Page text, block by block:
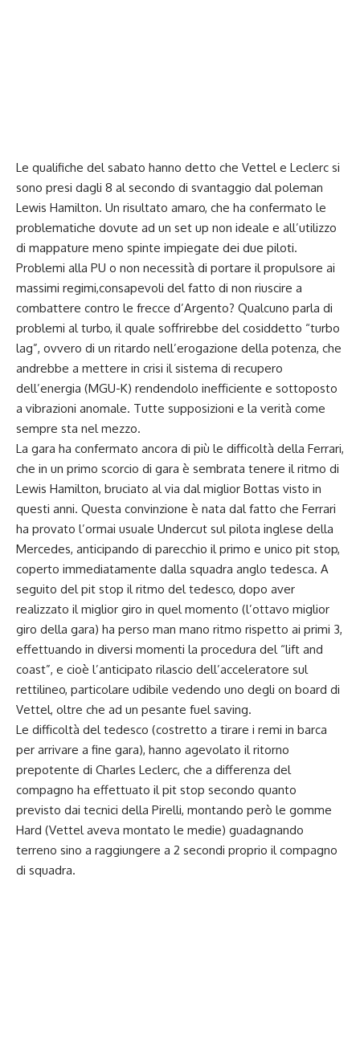
Le qualifiche del sabato hanno detto che Vettel e Leclerc si
sono presi dagli 8 al secondo di svantaggio dal poleman
Lewis Hamilton. Un risultato amaro, che ha confermato le
problematiche dovute ad un set up non ideale e all’utilizzo
di mappature meno spinte impiegate dei due piloti.
Problemi alla PU o non necessità di portare il propulsore ai
massimi regimi,consapevoli del fatto di non riuscire a
combattere contro le frecce d’Argento? Qualcuno parla di
problemi al turbo, il quale soffrirebbe del cosiddetto “turbo
lag”, ovvero di un ritardo nell’erogazione della potenza, che
andrebbe a mettere in crisi il sistema di recupero
dell’energia (MGU-K) rendendolo inefficiente e sottoposto
a vibrazioni anomale. Tutte supposizioni e la verità come
sempre sta nel mezzo.
La gara ha confermato ancora di più le difficoltà della Ferrari,
che in un primo scorcio di gara è sembrata tenere il ritmo di
Lewis Hamilton, bruciato al via dal miglior Bottas visto in
questi anni. Questa convinzione è nata dal fatto che Ferrari
ha provato l’ormai usuale Undercut sul pilota inglese della
Mercedes, anticipando di parecchio il primo e unico pit stop,
coperto immediatamente dalla squadra anglo tedesca. A
seguito del pit stop il ritmo del tedesco, dopo aver
realizzato il miglior giro in quel momento (l’ottavo miglior
giro della gara) ha perso man mano ritmo rispetto ai primi 3,
effettuando in diversi momenti la procedura del “lift and
coast”, e cioè l’anticipato rilascio dell’acceleratore sul
rettilineo, particolare udibile vedendo uno degli on board di
Vettel, oltre che ad un pesante fuel saving.
Le difficoltà del tedesco (costretto a tirare i remi in barca
per arrivare a fine gara), hanno agevolato il ritorno
prepotente di Charles Leclerc, che a differenza del
compagno ha effettuato il pit stop secondo quanto
previsto dai tecnici della Pirelli, montando però le gomme
Hard (Vettel aveva montato le medie) guadagnando
terreno sino a raggiungere a 2 secondi proprio il compagno
di squadra.